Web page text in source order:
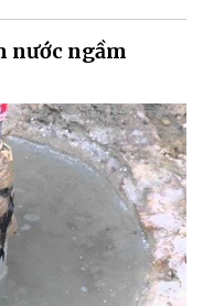
nước ngầm